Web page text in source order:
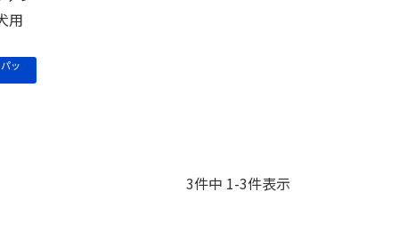
用
ッ
3件中 1-3件表示